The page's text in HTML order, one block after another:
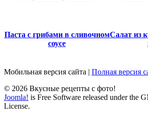
Паста с грибами в сливочном
соусе
Салат из
Мобильная версия сайта | Полная версия
© 2026 Вкусные рецепты с фото!
Joomla! is Free Software released under the
License.